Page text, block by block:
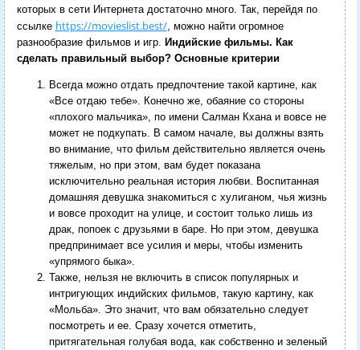
которых в сети Интернета достаточно много. Так, перейдя по
ссылке https://movieslist.best/, можно найти огромное
разнообразие фильмов и игр. Индийские фильмы. Как
сделать правильный выбор? Основные критерии
Всегда можно отдать предпочтение такой картине, как
«Все отдаю тебе». Конечно же, обаяние со стороны
«плохого мальчика», по имени Салман Кхана и вовсе не
может не подкупать. В самом начале, вы должны взять
во внимание, что фильм действительно является очень
тяжелым, но при этом, вам будет показана
исключительно реальная история любви. Воспитанная
домашняя девушка знакомиться с хулиганом, чья жизнь
и вовсе проходит на улице, и состоит только лишь из
драк, попоек с друзьями в баре. Но при этом, девушка
предпринимает все усилия и меры, чтобы изменить
«упрямого быка».
Также, нельзя не включить в список популярных и
интригующих индийских фильмов, такую картину, как
«Мольба». Это значит, что вам обязательно следует
посмотреть и ее. Сразу хочется отметить,
притягательная голубая вода, как собственно и зеленый